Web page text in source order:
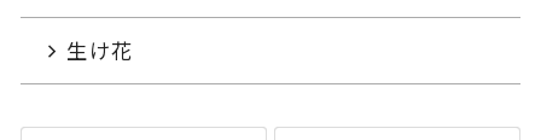
生け花